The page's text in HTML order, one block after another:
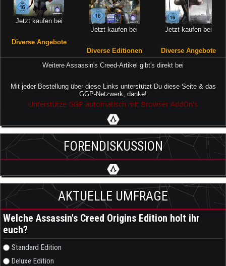
Jetzt kaufen bei
Diverse Angebote
Jetzt kaufen bei
Diverse Editionen
Jetzt kaufen bei
Diverse Angebote
Weitere Assassin's Creed-Artikel gibt's direkt bei
Mit jeder Bestellung über diese Links unterstützt Du diese Seite & das
GGP-Netzwerk, danke!
Unterstütze GGP automatisch mit Browser AddOn's
FORENDISKUSSION
AKTUELLE UMFRAGE
Welche Assassin's Creed Origins Edition holt ihr
euch?
Auswahlmöglichkeiten
Standard Edition
Deluxe Edition